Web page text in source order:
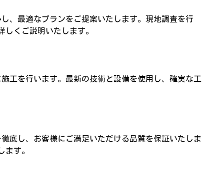
、最適なプランをご提案いたします。現地調査を行
しくご説明いたします。
を行います。最新の技術と設備を使用し、確実な工
し、お客様にご満足いただける品質を保証いたしま
ます。